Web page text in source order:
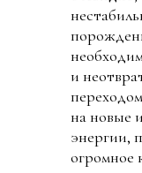
и
на новые
энергии,
огромное